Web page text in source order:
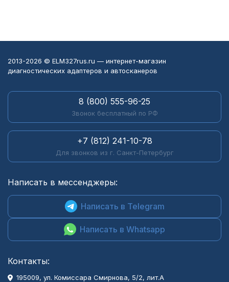
плотно. Интерфейс
поначалу показался
старомодным, но за
некоторых иномарок
и старых разъемов
придется отдельно
докупать модули или
учитывать это сразу.
2013-2026 © ELM327rus.ru — интернет-магазин
диагностических адаптеров и автосканеров
8 (800) 555-96-25
Звонок бесплатный по РФ
+7 (812) 241-10-78
Для звонков из г. Санкт-Петербург
Написать в мессенджеры:
Написать в Telegram
Написать в Whatsapp
Контакты:
195009, ул. Комиссара Смирнова, 5/2, лит.А